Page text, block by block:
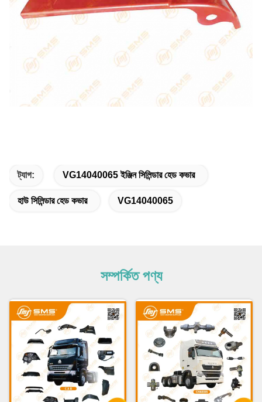
ট্যাগ: VG14040065 ইঞ্জিন সিলিন্ডার হেড কভার
হাউ সিলিন্ডার হেড কভার VG14040065
সম্পর্কিত পণ্য